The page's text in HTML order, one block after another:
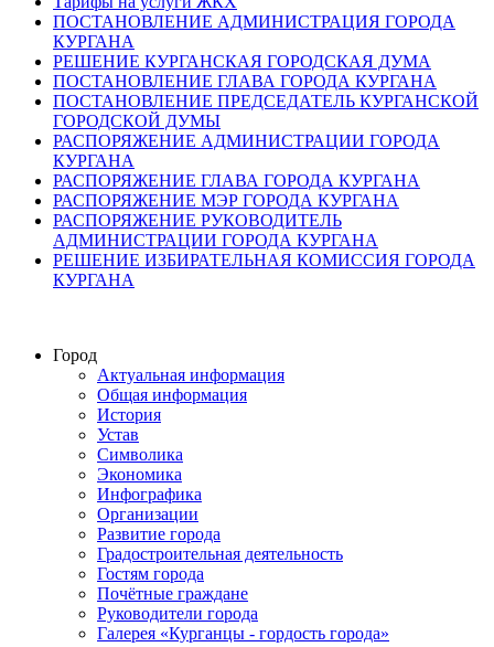
ПОСТАНОВЛЕНИЕ АДМИНИСТРАЦИЯ ГОРОДА
КУРГАНА
РЕШЕНИЕ КУРГАНСКАЯ ГОРОДСКАЯ ДУМА
ПОСТАНОВЛЕНИЕ ГЛАВА ГОРОДА КУРГАНА
ПОСТАНОВЛЕНИЕ ПРЕДСЕДАТЕЛЬ КУРГАНСКОЙ
ГОРОДСКОЙ ДУМЫ
РАСПОРЯЖЕНИЕ АДМИНИСТРАЦИИ ГОРОДА
КУРГАНА
РАСПОРЯЖЕНИЕ ГЛАВА ГОРОДА КУРГАНА
РАСПОРЯЖЕНИЕ МЭР ГОРОДА КУРГАНА
РАСПОРЯЖЕНИЕ РУКОВОДИТЕЛЬ
АДМИНИСТРАЦИИ ГОРОДА КУРГАНА
РЕШЕНИЕ ИЗБИРАТЕЛЬНАЯ КОМИССИЯ ГОРОДА
КУРГАНА
Город
Актуальная информация
Общая информация
История
Устав
Символика
Экономика
Инфографика
Организации
Развитие города
Градостроительная деятельность
Гостям города
Почётные граждане
Руководители города
Галерея «Курганцы - гордость города»